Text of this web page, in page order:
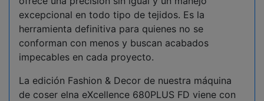
excepcional en todo tipo de tejidos. Es la
herramienta definitiva para quienes no se
conforman con menos y buscan acabados
impecables en cada proyecto.
La edición Fashion & Decor de nuestra máquina
de coser elna eXcellence 680PLUS FD viene con